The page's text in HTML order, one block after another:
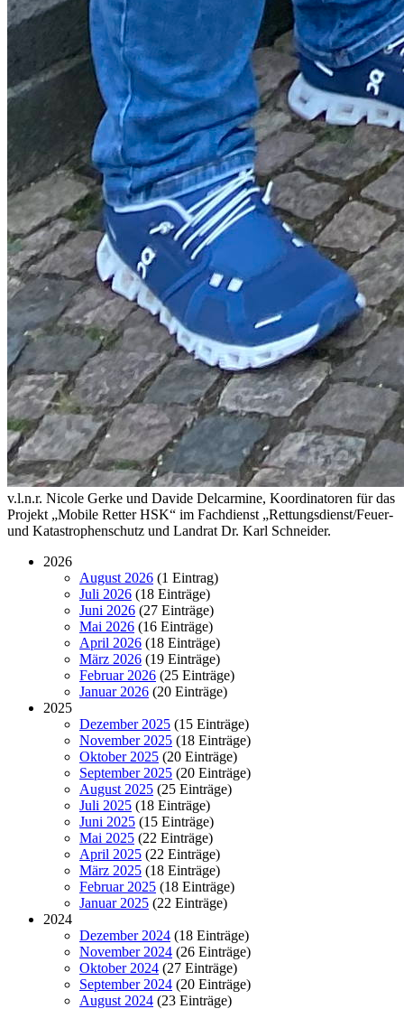
v.l.n.r. Nicole Gerke und Davide Delcarmine, Koordinatoren für das
Projekt „Mobile Retter HSK“ im Fachdienst „Rettungsdienst/Feuer-
und Katastrophenschutz und Landrat Dr. Karl Schneider.
2026
August 2026 (1 Eintrag)
Juli 2026 (18 Einträge)
Juni 2026 (27 Einträge)
Mai 2026 (16 Einträge)
April 2026 (18 Einträge)
März 2026 (19 Einträge)
Februar 2026 (25 Einträge)
Januar 2026 (20 Einträge)
2025
Dezember 2025 (15 Einträge)
November 2025 (18 Einträge)
Oktober 2025 (20 Einträge)
September 2025 (20 Einträge)
August 2025 (25 Einträge)
Juli 2025 (18 Einträge)
Juni 2025 (15 Einträge)
Mai 2025 (22 Einträge)
April 2025 (22 Einträge)
März 2025 (18 Einträge)
Februar 2025 (18 Einträge)
Januar 2025 (22 Einträge)
2024
Dezember 2024 (18 Einträge)
November 2024 (26 Einträge)
Oktober 2024 (27 Einträge)
September 2024 (20 Einträge)
August 2024 (23 Einträge)